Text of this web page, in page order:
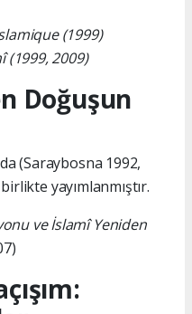
(1999)
(1999, 2009)
Doğuşun
(Saraybosna 1992,
yayımlanmıştır.
ve İslamî Yeniden